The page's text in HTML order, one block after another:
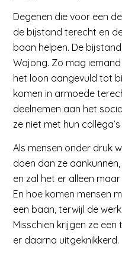
Degenen die voor een
de bijstand terecht en
baan helpen. De
Wajong. Zo mag
het loon aangevuld tot
komen in armoede
deelnemen aan het
ze niet met hun
Als mensen onder druk
doen dan ze
en zal het er alleen
En hoe komen mensen
een baan, terwijl de
Misschien krijgen ze
er daarna uitgeknikkerd.